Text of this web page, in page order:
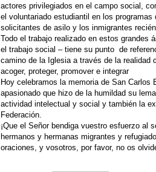
actores privilegiados en el campo social,
el voluntariado estudiantil en los
solicitantes de asilo y los inmigrantes
Todo el trabajo realizado en estos grandes
el trabajo social – tiene su punto de
camino de la Iglesia a través de la realidad
acoger, proteger, promover e integrar
Hoy celebramos la memoria de San Carlos
apasionado que hizo de la humildad su
actividad intelectual y social y también la
Federación.
¡Que el Señor bendiga vuestro esfuerzo
hermanos y hermanas migrantes y
oraciones, y vosotros, por favor, no os